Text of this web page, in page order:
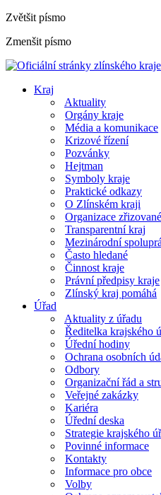
Zvětšit písmo
Zmenšit písmo
Kraj
Aktuality
Orgány kraje
Média a komunikace
Krizové řízení
Pozvánky
Hejtman
Symboly kraje
Praktické odkazy
O Zlínském kraji
Organizace
Transparentní kraj
Mezinárodní
Často hledané
Činnost kraje
Právní předpisy kraje
Zlínský kraj pomáhá
Úřad
Aktuality z úřadu
Ředitelka krajského
Úřední hodiny
Ochrana osobních
Odbory
Organizační řád a
Veřejné zakázky
Kariéra
Úřední deska
Strategie krajského
Povinné informace
Kontakty
Informace pro obce
Volby